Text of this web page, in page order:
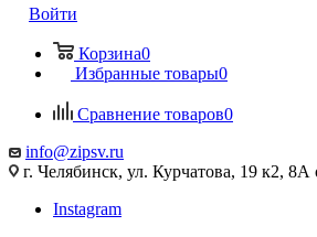
Войти
Корзина0
Избранные товары0
Сравнение товаров0
info@zipsv.ru
г. Челябинск, ул. Курчатова, 19 к2,
Instagram